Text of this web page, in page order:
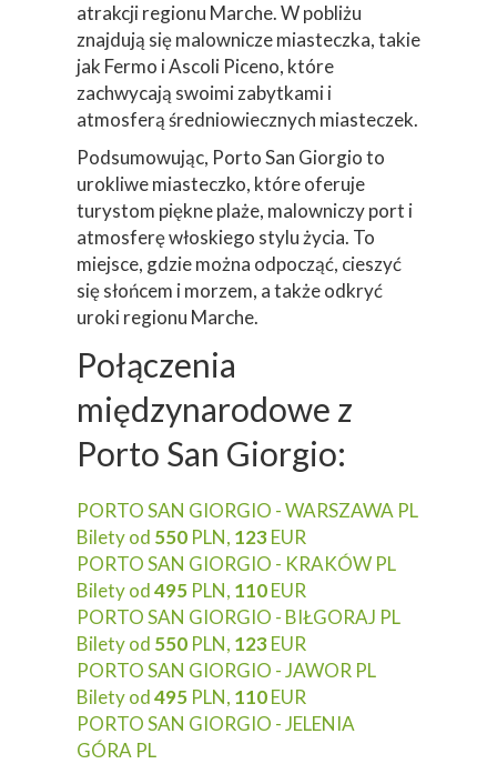
atrakcji regionu Marche. W pobliżu
znajdują się malownicze miasteczka, takie
jak Fermo i Ascoli Piceno, które
zachwycają swoimi zabytkami i
atmosferą średniowiecznych miasteczek.
Podsumowując, Porto San Giorgio to
urokliwe miasteczko, które oferuje
turystom piękne plaże, malowniczy port i
atmosferę włoskiego stylu życia. To
miejsce, gdzie można odpocząć, cieszyć
się słońcem i morzem, a także odkryć
uroki regionu Marche.
Połączenia
międzynarodowe z
Porto San Giorgio:
PORTO SAN GIORGIO - WARSZAWA PL
Bilety od 550 PLN, 123EUR
PORTO SAN GIORGIO - KRAKÓW PL
Bilety od495 PLN, 110EUR
PORTO SAN GIORGIO - BIŁGORAJ PL
Bilety od 550 PLN, 123EUR
PORTO SAN GIORGIO - JAWOR PL
Bilety od495 PLN, 110EUR
PORTO SAN GIORGIO - JELENIA
GÓRA PL